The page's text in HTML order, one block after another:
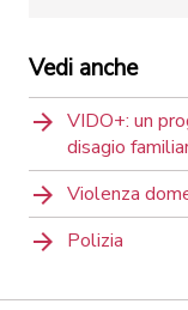
Vedi anche
VIDO+: un
disagio
Violenza
Polizia